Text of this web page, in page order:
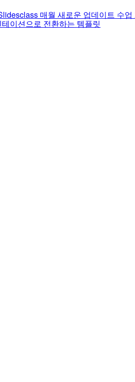
매월 새로운 업데이트 수업
이션으로 전환하는 템플릿